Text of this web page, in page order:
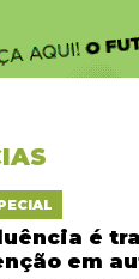
é
em